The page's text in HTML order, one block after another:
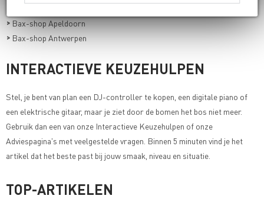
> Bax-shop Apeldoorn
> Bax-shop Antwerpen
INTERACTIEVE KEUZEHULPEN
Stel, je bent van plan een DJ-controller te kopen, een digitale piano of
een elektrische gitaar, maar je ziet door de bomen het bos niet meer.
Gebruik dan een van onze Interactieve Keuzehulpen of onze
Adviespagina's met veelgestelde vragen . Binnen 5 minuten vind je het
artikel dat het beste past bij jouw smaak, niveau en situatie.
TOP-ARTIKELEN